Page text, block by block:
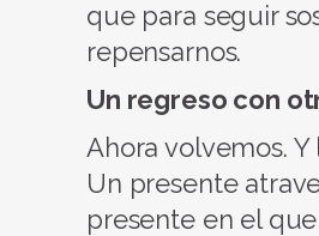
que para seguir
repensarnos.
Un regreso con
Ahora volvemos.
Un presente
presente en el